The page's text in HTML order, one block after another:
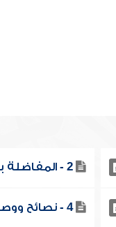
2 - المفاضلة بين طلب العلم وطلب المال
4 - نصائح ووصايا لطلبة العلم